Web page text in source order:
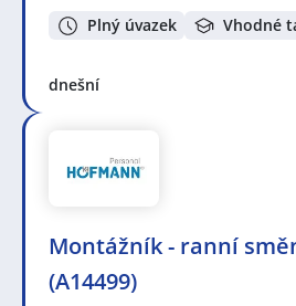
Plný úvazek Vhodné
dnešní
Montážník - ranní
(A14499)